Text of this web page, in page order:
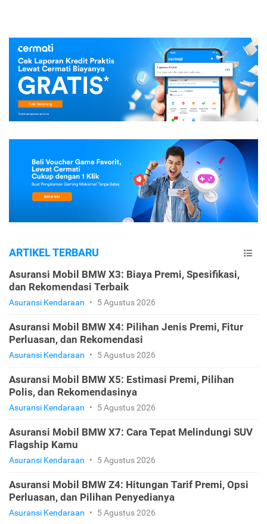
ARTIKEL TERBARU
Asuransi Mobil BMW X3: Biaya Premi, Spesifikasi,
dan Rekomendasi Terbaik
Asuransi Kendaraan • 5 Agustus 2026
Asuransi Mobil BMW X4: Pilihan Jenis Premi, Fitur
Perluasan, dan Rekomendasi
Asuransi Kendaraan • 5 Agustus 2026
Asuransi Mobil BMW X5: Estimasi Premi, Pilihan
Polis, dan Rekomendasinya
Asuransi Kendaraan • 5 Agustus 2026
Asuransi Mobil BMW X7: Cara Tepat Melindungi SUV
Flagship Kamu
Asuransi Kendaraan • 5 Agustus 2026
Asuransi Mobil BMW Z4: Hitungan Tarif Premi, Opsi
Perluasan, dan Pilihan Penyedianya
Asuransi Kendaraan • 5 Agustus 2026